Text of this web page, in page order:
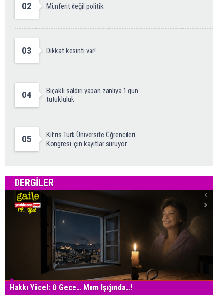
02 Münferit değil politik
03 Dikkat kesinti var!
04
Bıçaklı saldırı yapan zanlıya 1 gün
tutukluluk
05
Kıbrıs Türk Üniversite Öğrencileri
Kongresi için kayıtlar sürüyor
DERGILER
Hakkı Yücel: O Gece… Mum Işığında…!